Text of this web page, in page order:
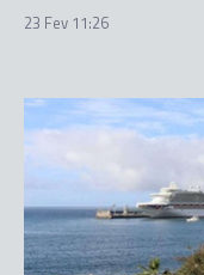
23 Fev 11:26